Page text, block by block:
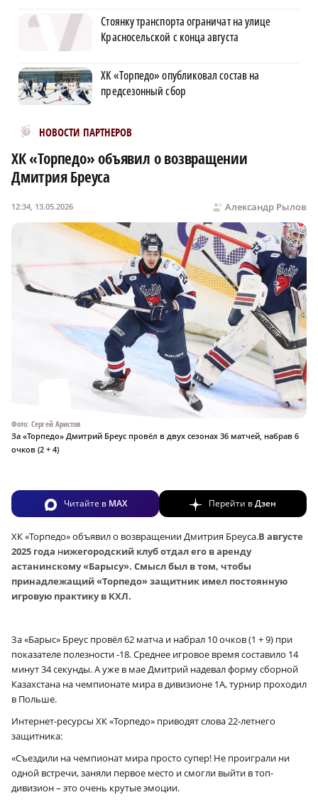
Стоянку транспорта ограничат на улице
Красносельской с конца августа
ХК «Торпедо» опубликовал состав на
предсезонный сбор
НОВОСТИ ПАРТНЕРОВ
Новости МирТесен
ХК «Торпедо» объявил о возвращении
Дмитрия Бреуса
Александр Рылов
12:34, 13.05.2026
Фото: Сергей Аристов
За «Торпедо» Дмитрий Бреус провёл в двух сезонах 36 матчей, набрав 6
очков (2 + 4)
Читайте в MAX Перейти вДзен
ХК «Торпедо» объявил о возвращении Дмитрия Бреуса.В августе
2025 года нижегородский клуб отдал его в аренду
астанинскому «Барысу». Смысл был в том, чтобы
принадлежащий «Торпедо» защитник имел постоянную
игровую практику в КХЛ.
За «Барыс» Бреус провёл 62 матча и набрал 10 очков (1 + 9) при
показателе полезности ‑18. Среднее игровое время составило 14
минут 34 секунды. А уже в мае Дмитрий надевал форму сборной
Казахстана на чемпионате мира в дивизионе 1А, турнир проходил
в Польше.
Интернет-ресурсы ХК «Торпедо» приводят слова 22-летнего
защитника:
«Съездили на чемпионат мира просто супер! Не проиграли ни
одной встречи, заняли первое место и смогли выйти в топ-
дивизион – это очень крутые эмоции.